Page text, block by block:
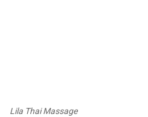
Lila Thai Massage